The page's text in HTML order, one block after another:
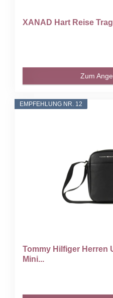
XANAD Hart Reise
Zum
EMPFEHLUNG NR. 12
Tommy Hilfiger Herren
Mini...